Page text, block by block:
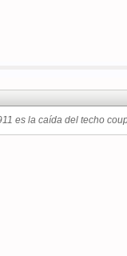
es la caída del techo